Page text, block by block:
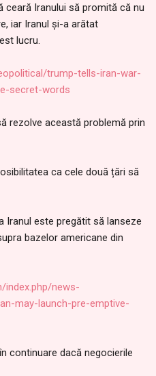
ceară Iranului să promită că nu
iar Iranul și-a arătat
lucru.
trump-tells-iran-war-
secret-words
rezolve această problemă prin
ca cele două țări să
Iranul este pregătit să lanseze
bazelor americane din
index.php/news-
may-launch-pre-emptive-
continuare dacă negocierile